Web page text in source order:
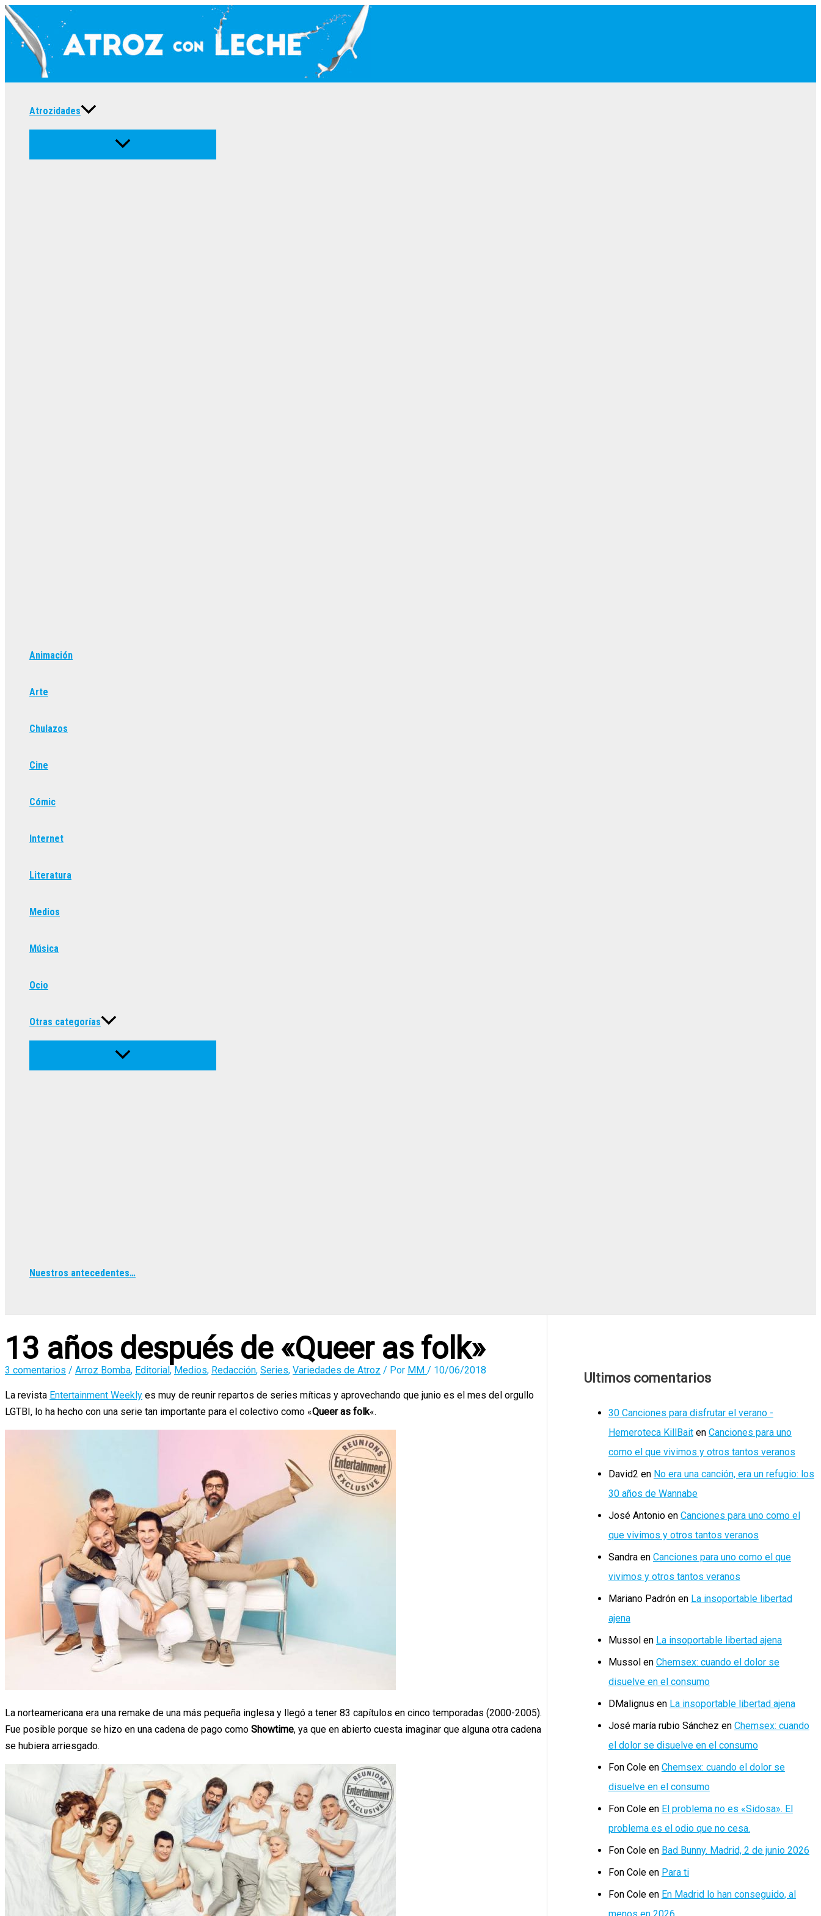
Ir
contenido
Atrozidades
Animación
Arte
Chulazos
Cine
Cómic
Internet
Literatura
Medios
Música
Ocio
Otras categorías
Nuestros antecedentes…
13 años después de «Queer as folk»
3 comentarios / Arroz Bomba, Editorial, Medios, Redacción, Series, Variedades de Atroz / Por MM / 10/06/2018
La revista Entertainment Weekly es muy de reunir repartos de series míticas y aprovechando que junio es el mes del orgullo
LGTBI, lo ha hecho con una serie tan importante para el colectivo como «Queer as folk«.
La norteamericana era una remake de una más pequeña inglesa y llegó a tener 83 capítulos en cinco temporadas (2000-2005).
Fue posible porque se hizo en una cadena de pago como Showtime, ya que en abierto cuesta imaginar que alguna otra cadena
se hubiera arriesgado.
Ultimos comentarios
30 Canciones para disfrutar el verano -
Hemeroteca KillBaiten Canciones para uno
como el que vivimos y otros tantos veranos
David2 en No era una canción, era un refugio: los
30 años de Wannabe
José Antonioen Canciones para uno como el
que vivimos y otros tantos veranos
Sandraen Canciones para uno como el que
vivimos y otros tantos veranos
Mariano Padrónen La insoportable libertad
ajena
Mussolen La insoportable libertad ajena
Mussolen Chemsex: cuando el dolor se
disuelve en el consumo
DMalignus en La insoportable libertad ajena
José maría rubio Sánchez en Chemsex: cuando
el dolor se disuelve en el consumo
Fon Coleen Chemsex: cuando el dolor se
disuelve en el consumo
Fon Coleen El problema no es «Sidosa». El
problema es el odio que no cesa.
Fon Coleen Bad Bunny. Madrid, 2 de junio 2026
Fon Coleen Para ti
Fon Coleen En Madrid lo han conseguido, al
menos en 2026